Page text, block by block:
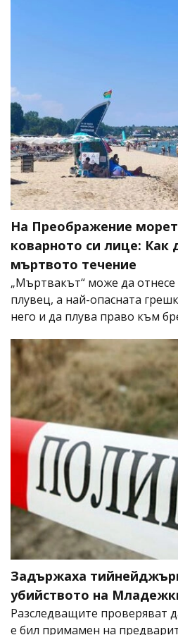
На Преображение
коварното си лице: Как
мъртвото течение
„Мъртвакът“ може да
плувец, а най-опасната
него и да плува право към
Задържаха
убийството на
Разследващите проверяват
е бил примамен на